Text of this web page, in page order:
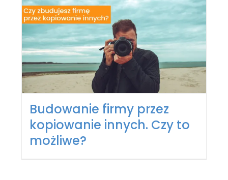
Budowanie firmy przez
kopiowanie innych. Czy to
możliwe?